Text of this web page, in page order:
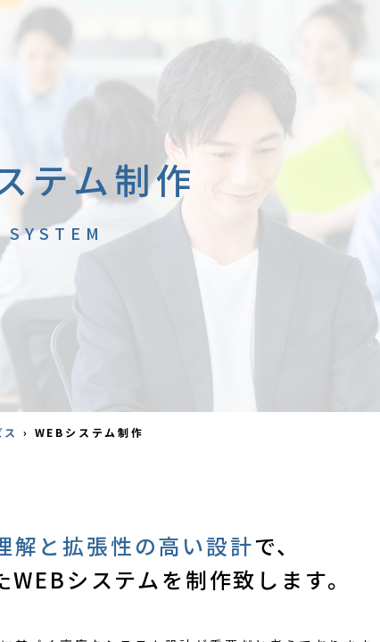
テム制作
SYSTEM
› WEBシステム制作
解と拡張性の高い設計で、
システムを制作致します。